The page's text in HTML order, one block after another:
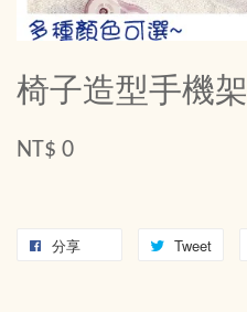
椅子造型手機架
NT$ 0
分享 Tweet